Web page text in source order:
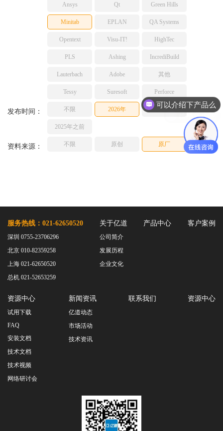
Source Insight
Ansys Qt Green Hills
Minitab EPLAN QA Systems
Opentext Visu-IT! HighTec
PLS Ashing IncrediBuild
Lauterbach Adobe 其他
Tessy Suresoft Perforce
发布时间： 不限 2026年 2025年
2025年之前
资料来源： 不限 原创 原厂
服务热线：021-62650520
深圳 0755-23706296
北京 010-82359258
上海 021-62650520
总机 021-52653259
关于亿道
公司简介
发展历程
企业文化
产品中心 客户案例
资源中心
试用下载
FAQ
安装文档
技术文档
技术视频
网络研讨会
新闻资讯
亿道动态
市场活动
技术资讯
联系我们 资源中心
可以介绍下产品么
价格多少呢